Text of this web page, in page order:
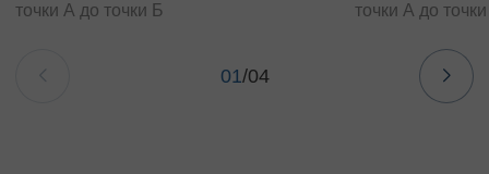
точки А до точки Б
точки А до
01/04